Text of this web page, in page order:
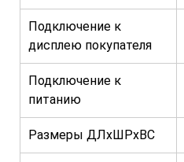
Подключение к
дисплею покупателя
Подключение к
питанию
Размеры ДЛхШРхВС